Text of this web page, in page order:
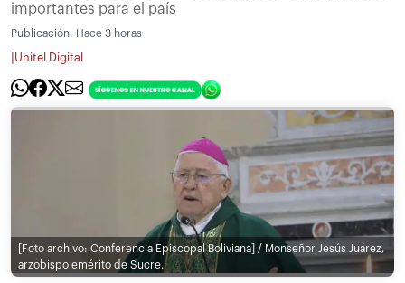
importantes para el país
Publicación: Hace 3 horas
Unitel Digital
[Foto archivo: Conferencia Episcopal Boliviana] / Monseñor Jesús Juárez,
arzobispo emérito de Sucre.